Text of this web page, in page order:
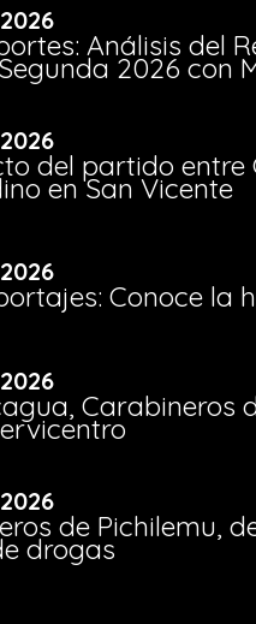
Análisis del
2026 con
del partido entre
en San Vicente
Conoce la
Carabineros
de Pichilemu,
drogas